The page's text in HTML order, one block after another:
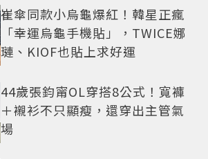
崔傘同款小烏龜爆紅！韓星正瘋
「幸運烏龜手機貼」，TWICE娜
璉、KIOF也貼上求好運
44歲張鈞甯OL穿搭8公式！寬褲
＋襯衫不只顯瘦，還穿出主管氣
場